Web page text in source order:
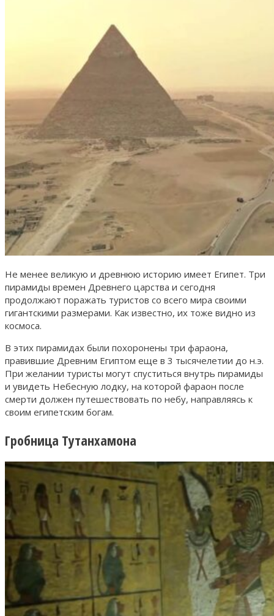
Не менее великую и древнюю историю имеет Египет. Три
пирамиды времен Древнего царства и сегодня
продолжают поражать туристов со всего мира своими
гигантскими размерами. Как известно, их тоже видно из
космоса.
В этих пирамидах были похоронены три фараона,
правившие Древним Египтом еще в 3 тысячелетии до н.э.
При желании туристы могут спуститься внутрь пирамиды
и увидеть Небесную лодку, на которой фараон после
смерти должен путешествовать по небу, направляясь к
своим египетским богам.
Гробница Тутанхамона